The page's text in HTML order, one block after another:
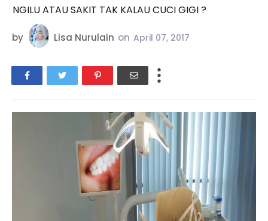
NGILU ATAU SAKIT TAK KALAU CUCI GIGI ?
by Lisa Nurulain on April 07, 2017